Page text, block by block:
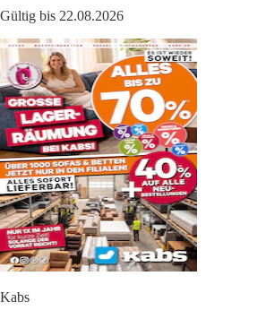
Gültig bis 22.08.2026
Kabs